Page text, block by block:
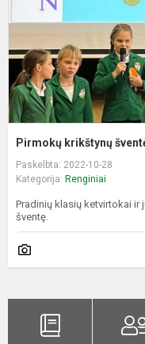
Pirmokų krikštynų
Paskelbta: 2022-10-28
Kategorija: Renginiai
Pradinių klasių ketvirtokai
šventę.